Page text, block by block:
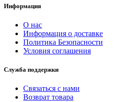
Информация
О нас
Информация о доставке
Политика Безопасности
Условия соглашения
Служба поддержки
Связаться с нами
Возврат товара